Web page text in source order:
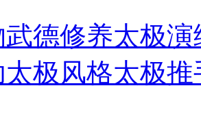
武德修养太极演
太极风格太极推